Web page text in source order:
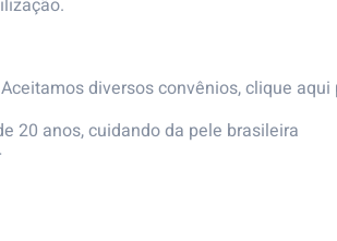
diversos convênios, clique aqui
20 anos, cuidando da pele brasileira⠀